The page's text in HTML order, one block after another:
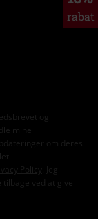
rabat
og
mine
om deres
i
Policy
. Jeg
tilbage ved at give